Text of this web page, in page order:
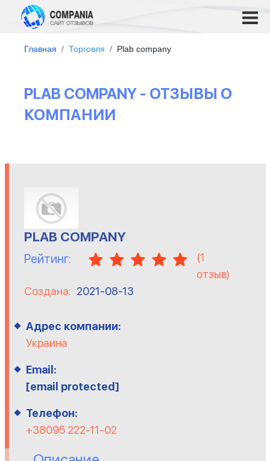
Главная Торговля Plab company
PLAB COMPANY - ОТЗЫВЫ О
КОМПАНИИ
PLAB COMPANY
Рейтинг: (1
отзыв)
Создана: 2021-08-13
Адрес компании:
Украина
Email:
[email protected]
Телефон:
+38095 222-11-02